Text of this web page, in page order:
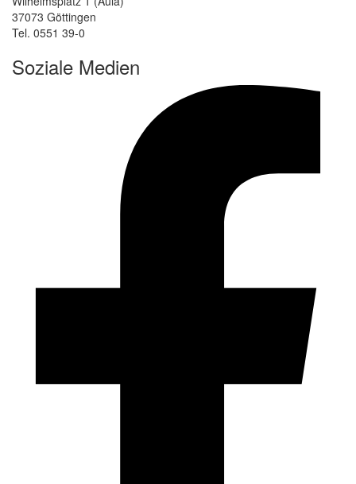
37073 Göttingen
Tel. 0551 39-0
Soziale Medien